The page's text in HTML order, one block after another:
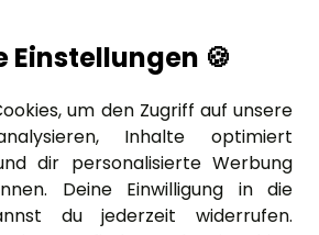
ist das Halten
FRAGE: 1.2.12-105
ist das Parken
Einstellungen 🍪
um den Zugriff auf unsere
Inhalte optimiert
dir personalisierte Werbung
Deine Einwilligung in die
du jederzeit widerrufen.